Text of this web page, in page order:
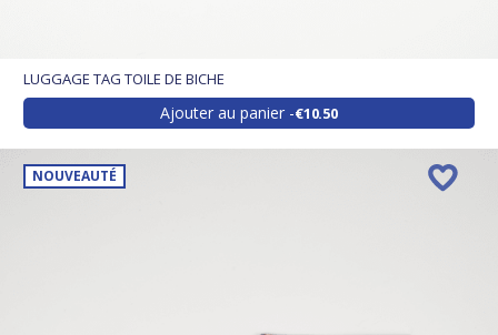
LUGGAGE TAG TOILE DE BICHE
Ajouter au panier €10.50
NOUVEAUTÉ